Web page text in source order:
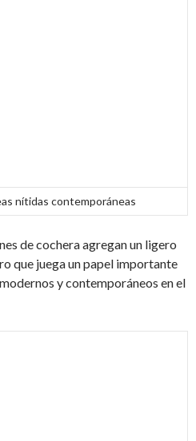
nítidas contemporáneas
de cochera agregan un ligero
que juega un papel importante
y contemporáneos en el